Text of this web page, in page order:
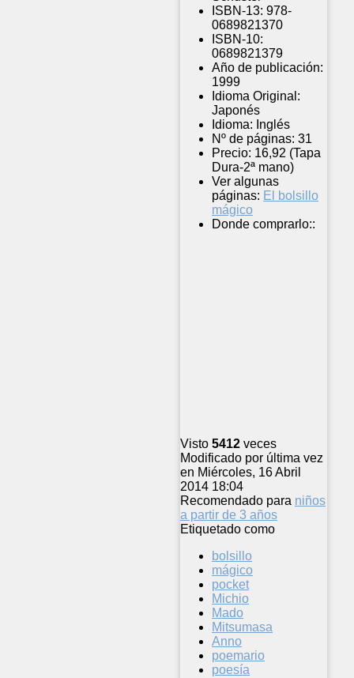
ISBN-13: 978-
0689821370
ISBN-10:
0689821379
Año de publicación:
1999
Idioma Original:
Japonés
Idioma: Inglés
Nº de páginas: 31
Precio: 16,92 (Tapa
Dura-2ª mano)
Ver algunas
páginas: El bolsillo
mágico
Donde comprarlo::
Visto 5412 veces
Modificado por última vez
en Miércoles, 16 Abril
2014 18:04
Recomendado para niños
a partir de 3 años
Etiquetado como
bolsillo
mágico
pocket
Michio
Mado
Mitsumasa
Anno
poemario
poesía